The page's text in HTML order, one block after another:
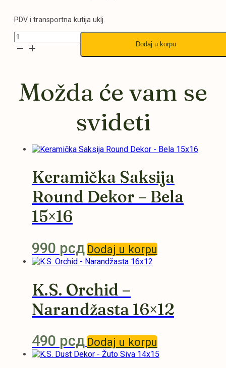
PDV i transportna kutija uklj.
K.S.
Orchid
količina
Dodaj u korpu
Možda će vam se
svideti
Keramička Saksija
Round Dekor – Bela
15×16
990 рсдDodaj u korpu
K.S. Orchid –
Narandžasta 16×12
490 рсдDodaj u korpu